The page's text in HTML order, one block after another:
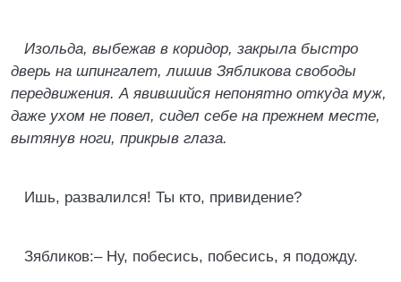
Изольда, выбежав в коридор, закрыла быстро
дверь на шпингалет, лишив Зябликова свободы
передвижения. А явившийся непонятно откуда муж,
даже ухом не повел, сидел себе на прежнем месте,
вытянув ноги, прикрыв глаза.
Ишь, развалился! Ты кто, привидение?
Зябликов:– Ну, побесись, побесись, я подожду.